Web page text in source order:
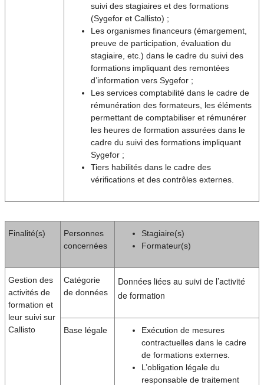
suivi des stagiaires et des formations
(Sygefor et Callisto) ;
Les organismes financeurs (émargement,
preuve de participation, évaluation du
stagiaire, etc.) dans le cadre du suivi des
formations impliquant des remontées
d’information vers Sygefor ;
Les services comptabilité dans le cadre de
rémunération des formateurs, les éléments
permettant de comptabiliser et rémunérer
les heures de formation assurées dans le
cadre du suivi des formations impliquant
Sygefor ;
Tiers habilités dans le cadre des
vérifications et des contrôles externes.
Finalité(s)
Personnes
concernées
Stagiaire(s)
Formateur(s)
Gestion des
activités de
formation et
leur suivi sur
Callisto
Catégorie
de données
Données liées au suivi de l’activité
de formation
Base légale
Exécution de mesures
contractuelles dans le cadre
de formations externes.
L’obligation légale du
responsable de traitement